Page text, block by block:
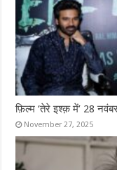
फ़िल्म ‘तेरे इश्क़ में’ 28
November 27, 2025